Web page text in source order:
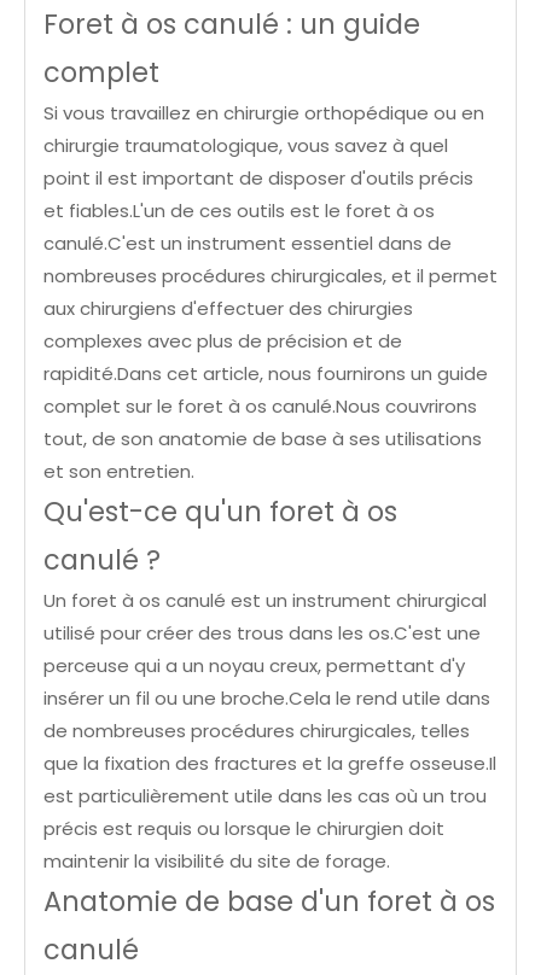
Foret à os canulé : un guide
complet
Si vous travaillez en chirurgie orthopédique ou en
chirurgie traumatologique, vous savez à quel
point il est important de disposer d'outils précis
et fiables.L'un de ces outils est le foret à os
canulé.C'est un instrument essentiel dans de
nombreuses procédures chirurgicales, et il permet
aux chirurgiens d'effectuer des chirurgies
complexes avec plus de précision et de
rapidité.Dans cet article, nous fournirons un guide
complet sur le foret à os canulé.Nous couvrirons
tout, de son anatomie de base à ses utilisations
et son entretien.
Qu'est-ce qu'un foret à os
canulé ?
Un foret à os canulé est un instrument chirurgical
utilisé pour créer des trous dans les os.C'est une
perceuse qui a un noyau creux, permettant d'y
insérer un fil ou une broche.Cela le rend utile dans
de nombreuses procédures chirurgicales, telles
que la fixation des fractures et la greffe osseuse.Il
est particulièrement utile dans les cas où un trou
précis est requis ou lorsque le chirurgien doit
maintenir la visibilité du site de forage.
Anatomie de base d'un foret à os
canulé